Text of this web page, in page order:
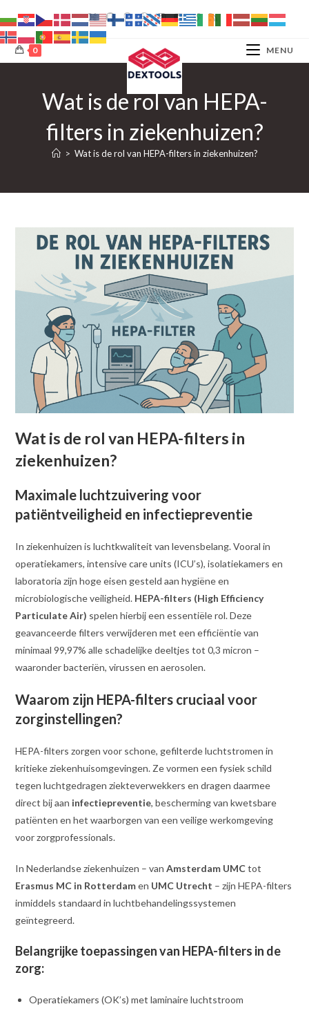
naar
inhoud
0 MENU
Wat is de rol van HEPA-
filters in ziekenhuizen?
> Wat is de rol van HEPA-filters in ziekenhuizen?
Wat is de rol van HEPA-filters in
ziekenhuizen?
Maximale luchtzuivering voor
patiëntveiligheid en infectiepreventie
In ziekenhuizen is luchtkwaliteit van levensbelang. Vooral in
operatiekamers, intensive care units (ICU’s), isolatiekamers en
laboratoria zijn hoge eisen gesteld aan hygiëne en
microbiologische veiligheid. HEPA-filters (High Efficiency
Particulate Air) spelen hierbij een essentiële rol. Deze
geavanceerde filters verwijderen met een efficiëntie van
minimaal 99,97% alle schadelijke deeltjes tot 0,3 micron –
waaronder bacteriën, virussen en aerosolen.
Waarom zijn HEPA-filters cruciaal voor
zorginstellingen?
HEPA-filters zorgen voor schone, gefilterde luchtstromen in
kritieke ziekenhuisomgevingen. Ze vormen een fysiek schild
tegen luchtgedragen ziekteverwekkers en dragen daarmee
direct bij aan infectiepreventie, bescherming van kwetsbare
patiënten en het waarborgen van een veilige werkomgeving
voor zorgprofessionals.
In Nederlandse ziekenhuizen – vanAmsterdam UMCtot
Erasmus MC in Rotterdamen UMC Utrecht – zijn HEPA-filters
inmiddels standaard in luchtbehandelingssystemen
geïntegreerd.
Belangrijke toepassingen van HEPA-filters in de
zorg:
Operatiekamers (OK’s) met laminaire luchtstroom